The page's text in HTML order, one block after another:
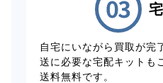
自宅にいながら買取が完
送に必要な宅配キットも
送料無料です。